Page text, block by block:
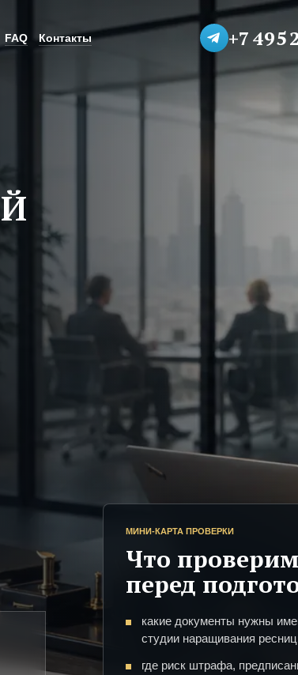
FAQ Контакты +7 495
МИНИ-КАРТА ПРОВЕРКИ
Что проверим
перед
какие документы нужны
студии наращивания
где риск штрафа,